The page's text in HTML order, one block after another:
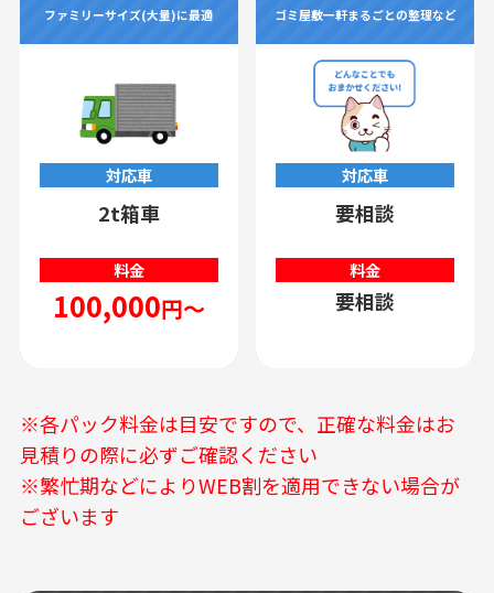
ファミリーサイズ(大量)に最適
対応車
2t箱車
料金
100,000円～
ゴミ屋敷一軒まるごとの整理など
対応車
要相談
料金
要相談
※各パック料金は目安ですので、正確な料金はお
見積りの際に必ずご確認ください
※繁忙期などによりWEB割を適用できない場合が
ございます